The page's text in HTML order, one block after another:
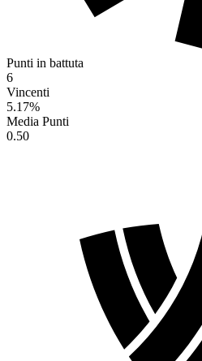
Punti in battuta
6
Vincenti
5.17%
Media Punti
0.50